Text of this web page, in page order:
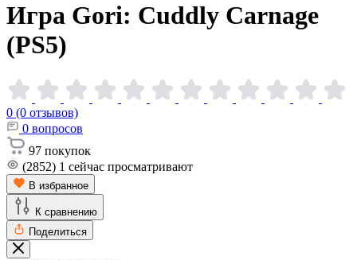
Игра Gori: Cuddly Carnage
(PS5)
0 (0 отзывов)
0 вопросов
97 покупок
(2852) 1 сейчас просматривают
В избранное
К сравнению
Поделиться